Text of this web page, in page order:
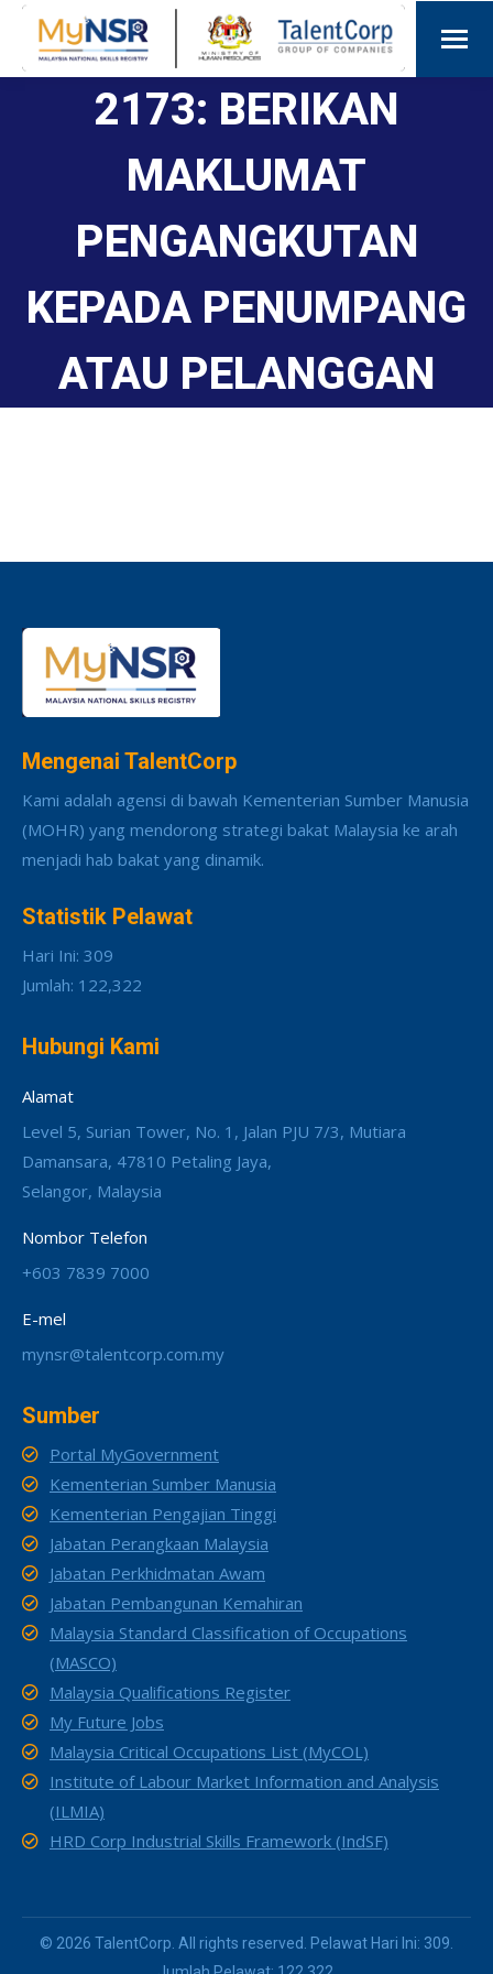
2173: BERIKAN
MAKLUMAT
PENGANGKUTAN
KEPADA PENUMPANG
ATAU PELANGGAN
Mengenai TalentCorp
Kami adalah agensi di bawah Kementerian Sumber Manusia
(MOHR) yang mendorong strategi bakat Malaysia ke arah
menjadi hab bakat yang dinamik.
Statistik Pelawat
Hari Ini: 309
Jumlah: 122,322
Hubungi Kami
Alamat
Level 5, Surian Tower, No. 1, Jalan PJU 7/3, Mutiara
Damansara, 47810 Petaling Jaya,
Selangor, Malaysia
Nombor Telefon
+603 7839 7000
E-mel
mynsr@talentcorp.com.my
Sumber
Portal MyGovernment
Kementerian Sumber Manusia
Kementerian Pengajian Tinggi
Jabatan Perangkaan Malaysia
Jabatan Perkhidmatan Awam
Jabatan Pembangunan Kemahiran
Malaysia Standard Classification of Occupations
(MASCO)
Malaysia Qualifications Register
My Future Jobs
Malaysia Critical Occupations List (MyCOL)
Institute of Labour Market Information and Analysis
(ILMIA)
HRD Corp Industrial Skills Framework (IndSF)
© 2026 TalentCorp. All rights reserved. Pelawat Hari Ini: 309.